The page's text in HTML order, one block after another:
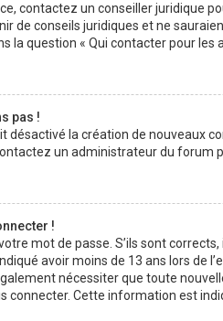
contactez un conseiller juridique
de conseils juridiques et ne
la question « Qui contacter pour
pas !
désactivé la création de nouveaux
un administrateur du forum
!
mot de passe. S’ils sont corrects,
avoir moins de 13 ans lors de
nécessiter que toute
Cette information est